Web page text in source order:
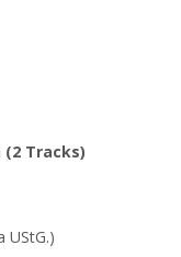
(2 Tracks)
UStG.)